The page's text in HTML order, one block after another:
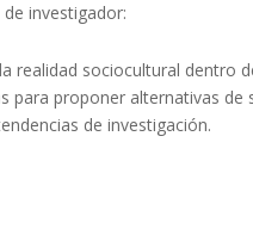
investigador:
realidad sociocultural dentro
para proponer alternativas
de investigación.